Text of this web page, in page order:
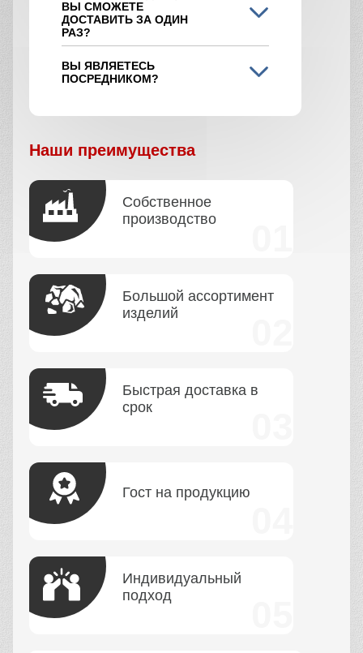
ВЫ СМОЖЕТЕ
ДОСТАВИТЬ ЗА ОДИН
РАЗ?
ВЫ ЯВЛЯЕТЕСЬ
ПОСРЕДНИКОМ?
Наши преимущества
Собственное
производство
Большой ассортимент
изделий
Быстрая доставка в
срок
Гост на продукцию
Индивидуальный
подход